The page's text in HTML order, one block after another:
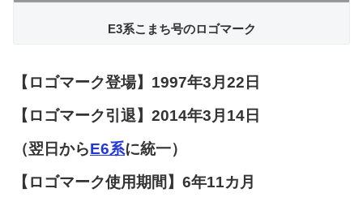
E3系こまち号のロゴマーク
【ロゴマーク登場】1997年3月22日
【ロゴマーク引退】2014年3月14日
（翌日からE6系に統一）
【ロゴマーク使用期間】6年11カ月